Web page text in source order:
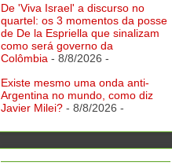
De 'Viva Israel' a discurso no
quartel: os 3 momentos da posse
de De la Espriella que sinalizam
como será governo da
Colômbia - 8/8/2026 -
Existe mesmo uma onda anti-
Argentina no mundo, como diz
Javier Milei? - 8/8/2026 -